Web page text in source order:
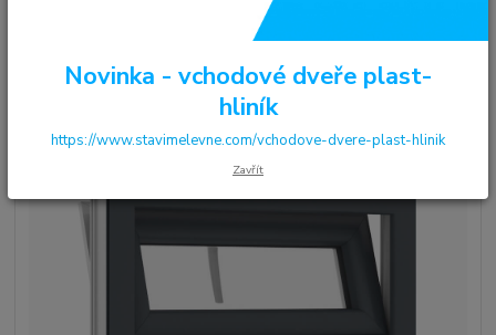
Novinka - vchodové dveře plast-
hliník
https://www.stavimelevne.com/vchodove-dvere-plast-hlinik
Zavřít